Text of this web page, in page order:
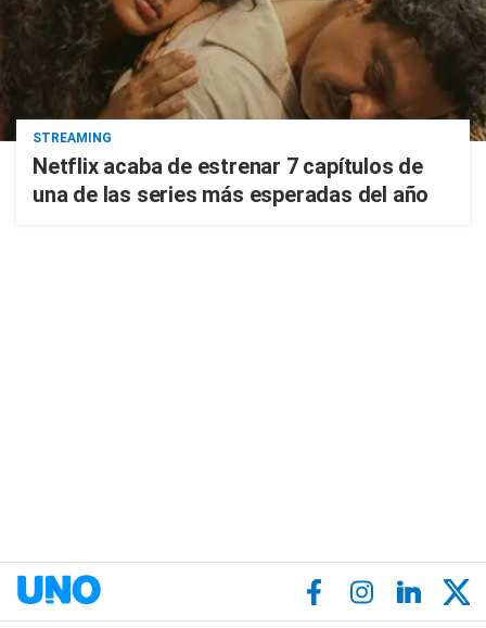
STREAMING
Netflix acaba de estrenar 7 capítulos de
una de las series más esperadas del año